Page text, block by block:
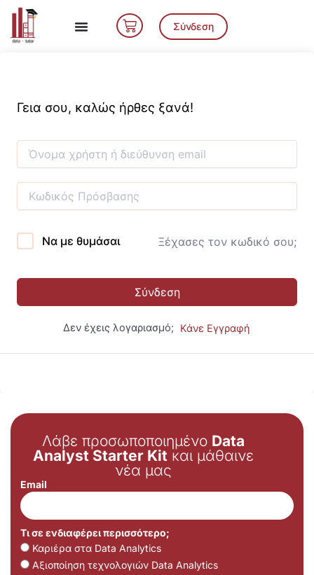
Μετάβαση
περιεχόμενο
Cart Σύνδεση
Γεια σου, καλώς ήρθες ξανά!
Να με θυμάσαι Ξέχασες τον κωδικό σου;
Σύνδεση
Δεν έχεις λογαριασμό; Κάνε Εγγραφή
Λάβε προσωποποιημένο Data
Analyst Starter Kit και μάθαινε
νέα μας
Email
Τι σε ενδιαφέρει περισσότερο;
Καριέρα στα Data Analytics
Αξιοποίηση τεχνολογιών Data Analytics